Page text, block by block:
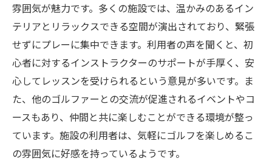
雰囲気が魅力です。多くの施設では、温かみのあるイン
テリアとリラックスできる空間が演出されており、緊張
せずにプレーに集中できます。利用者の声を聞くと、初
心者に対するインストラクターのサポートが手厚く、安
心してレッスンを受けられるという意見が多いです。ま
た、他のゴルファーとの交流が促進されるイベントやコ
ースもあり、仲間と共に楽しむことができる環境が整っ
ています。施設の利用者は、気軽にゴルフを楽しめるこ
の雰囲気に好感を持っているようです。